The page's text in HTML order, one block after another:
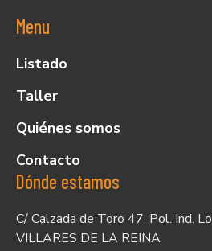
Menu
Listado
Taller
Quiénes somos
Contacto
Dónde estamos
C/ Calzada de Toro 47, Pol. Ind.
VILLARES DE LA REINA